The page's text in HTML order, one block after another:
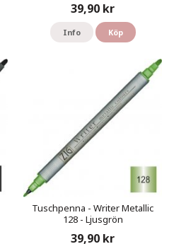
39,90 kr
Info Köp
Tuschpenna - Writer Metallic
128 - Ljusgrön
39,90 kr